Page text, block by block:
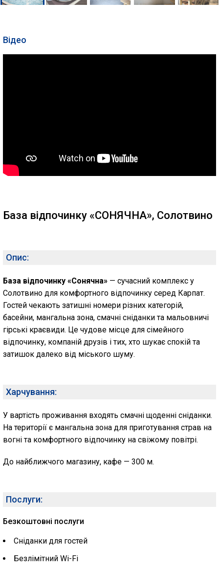
Відео
База відпочинку «СОНЯЧНА», Солотвино
Опис:
База відпочинку «Сонячна» — сучасний комплекс у
Солотвино для комфортного відпочинку серед Карпат.
Гостей чекають затишні номери різних категорій,
басейни, мангальна зона, смачні сніданки та мальовничі
гірські краєвиди. Це чудове місце для сімейного
відпочинку, компаній друзів і тих, хто шукає спокій та
затишок далеко від міського шуму.
Харчування:
У вартість проживання входять смачні щоденні сніданки.
На території є мангальна зона для приготування страв на
вогні та комфортного відпочинку на свіжому повітрі.
До найближчого магазину, кафе — 300 м.
Послуги:
Безкоштовні послуги
Сніданки для гостей
Безлімітний Wi-Fi